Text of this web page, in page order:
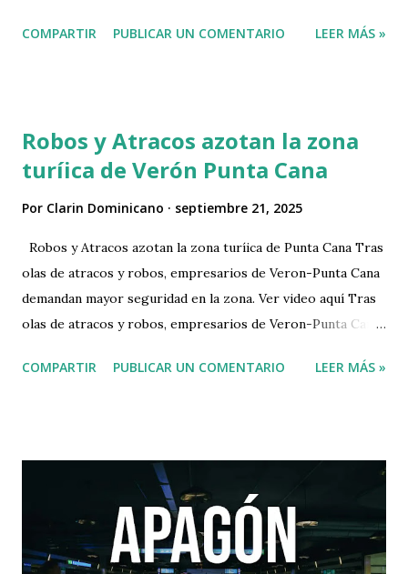
Por eso, pronto voy a anunciar un movimiento nacional
COMPARTIR PUBLICAR UN COMENTARIO LEER MÁS »
Robos y Atracos azotan la zona
turíica de Verón Punta Cana
Por Clarin Dominicano septiembre 21, 2025
Robos y Atracos azotan la zona turíica de Punta Cana Tras
olas de atracos y robos, empresarios de Veron-Punta Cana
demandan mayor seguridad en la zona. Ver video aquí Tras
olas de atracos y robos, empresarios de Veron-Punta Cana
pic.twitter.com/6vbctElfCW — Luna TV (@LunaTVRD)
COMPARTIR PUBLICAR UN COMENTARIO LEER MÁS »